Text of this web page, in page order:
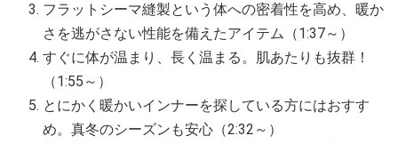
フラットシーマ縫製という体への密着性を高め、暖か
さを逃がさない性能を備えたアイテム（1:37～）
すぐに体が温まり、長く温まる。肌あたりも抜群！
（1:55～）
とにかく暖かいインナーを探している方にはおすす
め。真冬のシーズンも安心（2:32～）